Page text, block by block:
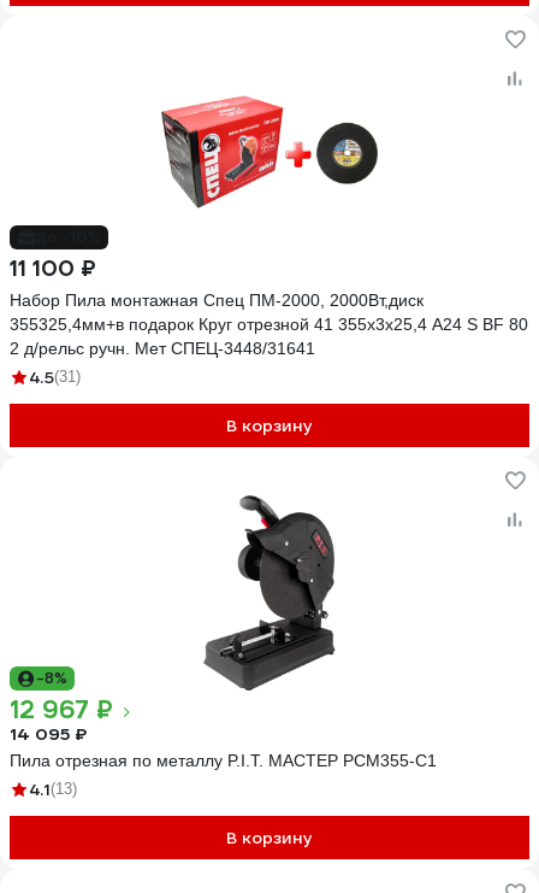
11 100 ₽
Набор Пила монтажная Спец ПМ-2000, 2000Вт,диск
355325,4мм+в подарок Круг отрезной 41 355x3х25,4 A24 S BF 80
2 д/рельс ручн. Мет СПЕЦ-3448/31641
4.5(31)
В корзину
-8%
12 967 ₽
14 095 ₽
Пила отрезная по металлу P.I.T. МАСТЕР PCM355-C1
4.1(13)
В корзину